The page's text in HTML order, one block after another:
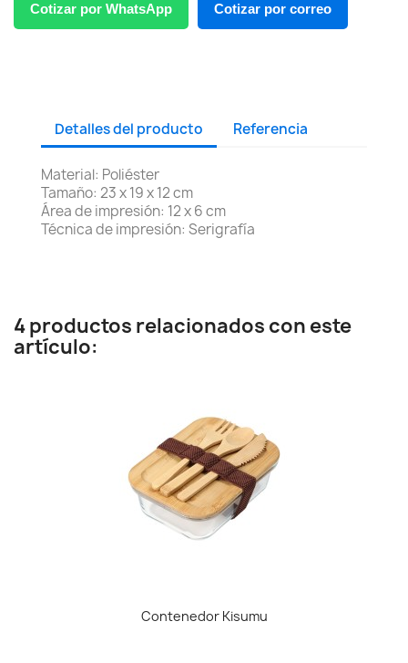
Cotizar por WhatsApp Cotizar por correo
Detalles del producto Referencia
Material: Poliéster
Tamaño: 23 x 19 x 12 cm
Área de impresión: 12 x 6 cm
Técnica de impresión: Serigrafía
4 productos relacionados con este
artículo:
Contenedor Kisumu